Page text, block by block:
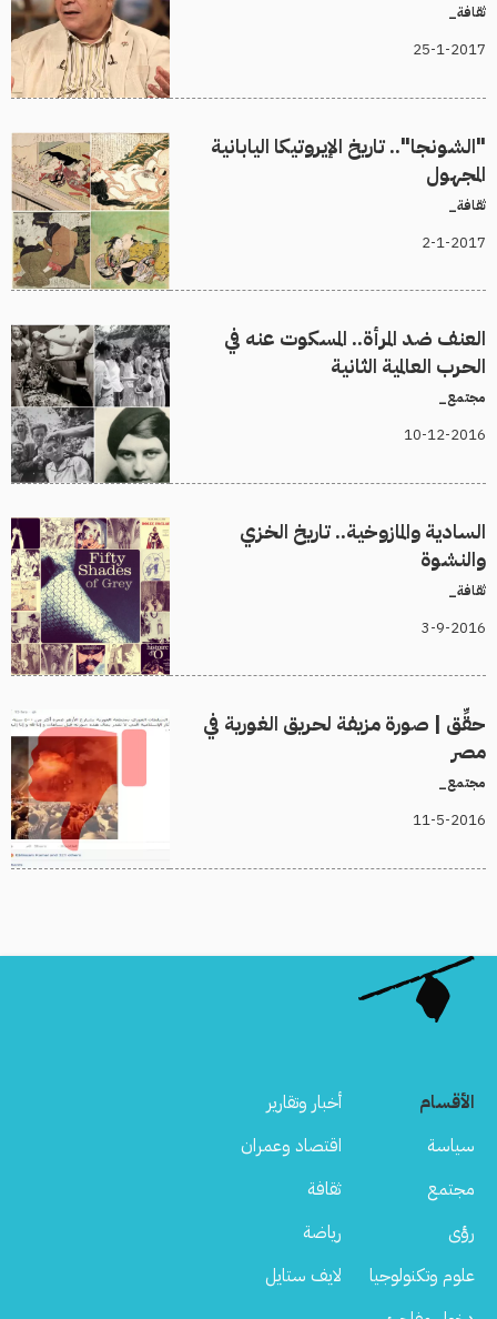
ثقافة_
25-1-2017
"الشونجا".. تاريخ الإيروتيكا اليابانية
المجهول
ثقافة_
2-1-2017
العنف ضد المرأة.. المسكوت عنه في
الحرب العالمية الثانية
مجتمع_
10-12-2016
السادية والمازوخية.. تاريخ الخزي
والنشوة
ثقافة_
3-9-2016
حقِّق | صورة مزيفة لحريق الغورية في
مصر
مجتمع_
11-5-2016
الأقسام
أخبار وتقارير
سياسة
اقتصاد وعمران
مجتمع
ثقافة
رؤى
رياضة
علوم وتكنولوجيا
لايف ستايل